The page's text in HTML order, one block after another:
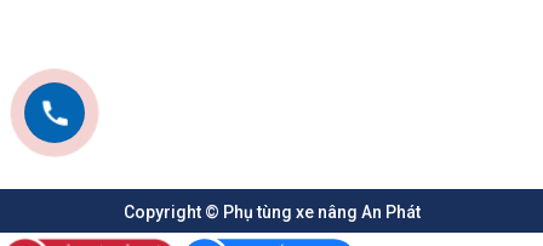
Copyright © Phụ tùng xe nâng An Phát